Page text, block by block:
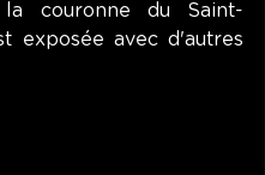
la couronne du Saint-
exposée avec d'autres